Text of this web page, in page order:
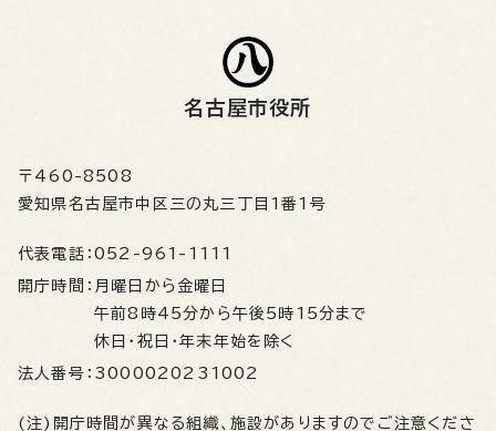
名古屋市役所
〒460-8508
愛知県名古屋市中区三の丸三丁目1番1号
代表電話： 052-961-1111
開庁時間： 月曜日から金曜日
午前8時45分から午後5時15分まで
休日・祝日・年末年始を除く
法人番号： 3000020231002
(注)開庁時間が異なる組織、施設がありますのでご注意くださ